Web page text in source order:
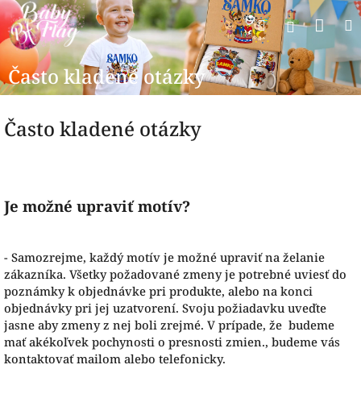
Prejsť
na
obsah
Hľadať
Často kladené otázky
Často kladené otázky
Je možné upraviť motív?
- Samozrejme, každý motív je možné upraviť na želanie
zákazníka. Všetky požadované zmeny je potrebné uviesť do
poznámky k objednávke pri produkte, alebo na konci
objednávky pri jej uzatvorení. Svoju požiadavku uveďte
jasne aby zmeny z nej boli zrejmé. V prípade, že budeme
mať akékoľvek pochynosti o presnosti zmien., budeme vás
kontaktovať mailom alebo telefonicky.